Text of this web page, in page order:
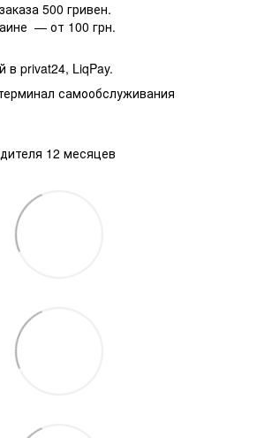
500 гривен.
— от 100 грн.
в privat24, LiqPay.
самообслуживания
12 месяцев